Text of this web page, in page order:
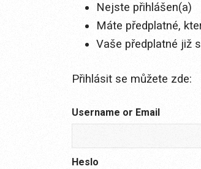
Nejste přihlášen(a)
Máte předplatné,
Vaše předplatné již
Přihlásit se můžete zde:
Username or Email
Heslo